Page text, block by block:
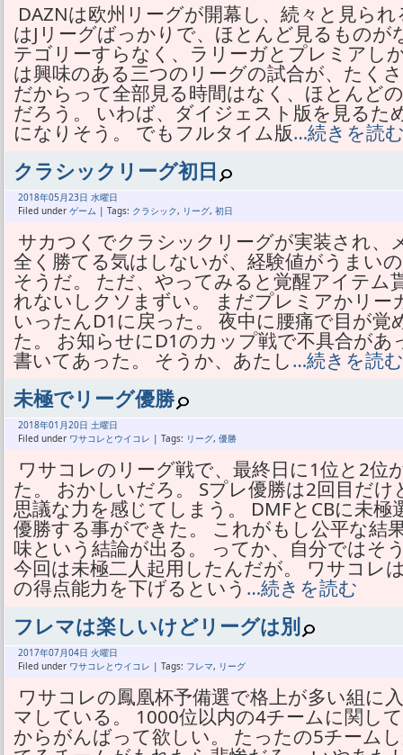
DAZNは欧州リーグが開幕し、続々と見ら
はJリーグばっかりで、ほとんど見るもの
テゴリーすらなく、ラリーガとプレミアし
は興味のある三つのリーグの試合が、たく
だからって全部見る時間はなく、ほとんど
だろう。 いわば、ダイジェスト版を見るた
になりそう。 でもフルタイム版…続きを読
クラシックリーグ初日
2018年05月23日 水曜日
Filed under ゲーム | Tags: クラシック, リーグ, 初日
サカつくでクラシックリーグが実装され、
全く勝てる気はしないが、経験値がうまい
そうだ。 ただ、やってみると覚醒アイテム
れないしクソまずい。 まだプレミアかリー
いったんD1に戻った。 夜中に腰痛で目が
た。 お知らせにD1のカップ戦で不具合が
書いてあった。 そうか、あたし…続きを読む
未極でリーグ優勝
2018年01月20日 土曜日
Filed under ワサコレとウイコレ | Tags: リーグ, 優勝
ワサコレのリーグ戦で、最終日に1位と2位
た。 おかしいだろ。 Sプレ優勝は2回目だ
思議な力を感じてしまう。 DMFとCBに未
優勝する事ができた。 これがもし公平な結
味という結論が出る。 ってか、自分ではそ
今回は未極二人起用したんだが。 ワサコレ
の得点能力を下げるという …続きを読む
フレマは楽しいけどリーグは別
2017年07月04日 火曜日
Filed under ワサコレとウイコレ | Tags: フレマ, リーグ
ワサコレの鳳凰杯予備選で格上が多い組に
マしている。 1000位以内の4チームに関し
からがんばって欲しい。 たったの5チーム